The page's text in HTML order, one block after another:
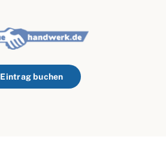
Eintrag buchen